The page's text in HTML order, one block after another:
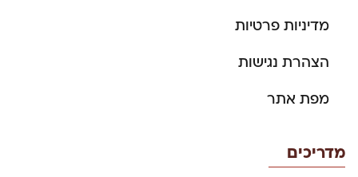
מדיניות פרטיות
הצהרת נגישות
מפת אתר
מדריכים